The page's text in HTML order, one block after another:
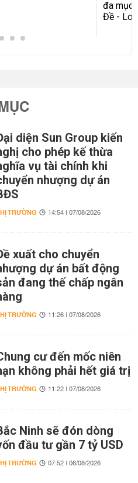
diện Sun Group kiến
cho phép kế thừa
vụ tài chính khi
nhượng dự án
TRƯỜNG 14:54 | 07/08/2026
xuất cho chuyển
dự án bất động
đang thế chấp ngân
TRƯỜNG 11:26 | 07/08/2026
cư đến mốc niên
không phải hết giá trị
TRƯỜNG 11:22 | 07/08/2026
Ninh sẽ đón dòng
đầu tư gần 7 tỷ USD
TRƯỜNG 07:52 | 06/08/2026